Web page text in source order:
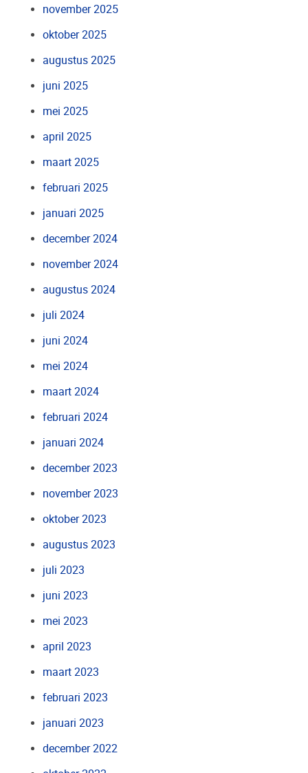
november 2025
oktober 2025
augustus 2025
juni 2025
mei 2025
april 2025
maart 2025
februari 2025
januari 2025
december 2024
november 2024
augustus 2024
juli 2024
juni 2024
mei 2024
maart 2024
februari 2024
januari 2024
december 2023
november 2023
oktober 2023
augustus 2023
juli 2023
juni 2023
mei 2023
april 2023
maart 2023
februari 2023
januari 2023
december 2022